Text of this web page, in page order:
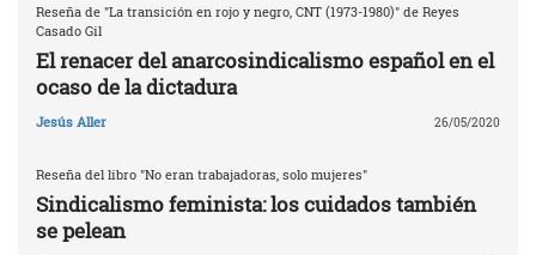
Reseña de "La transición en rojo y negro, CNT (1973-1980)" de Reyes
Casado Gil
El renacer del anarcosindicalismo español en el
ocaso de la dictadura
Jesús Aller 26/05/2020
Reseña del libro "No eran trabajadoras, solo mujeres"
Sindicalismo feminista: los cuidados también
se pelean